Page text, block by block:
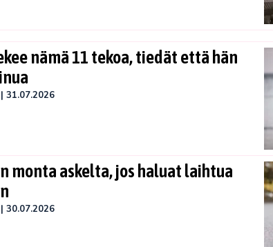
nämä 11 tekoa, tiedät että hän
| 31.07.2026
monta askelta, jos haluat laihtua
| 30.07.2026